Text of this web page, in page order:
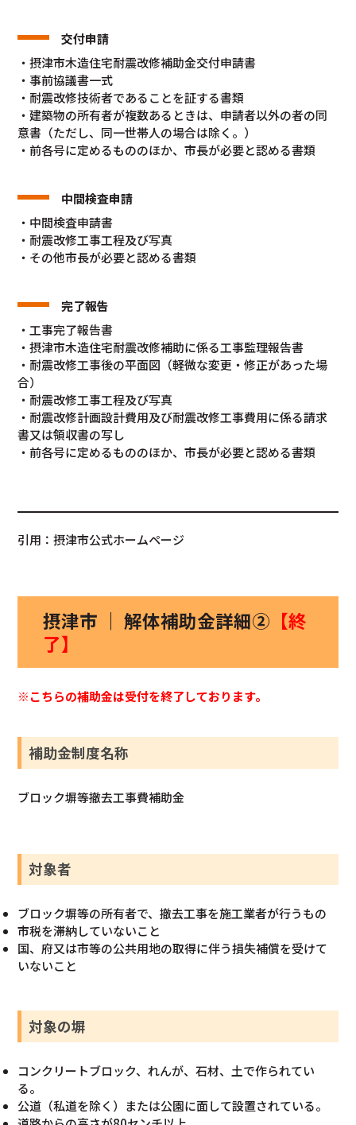
交付申請
・摂津市木造住宅耐震改修補助金交付申請書
・事前協議書一式
・耐震改修技術者であることを証する書類
・建築物の所有者が複数あるときは、申請者以外の者の同
意書（ただし、同一世帯人の場合は除く。）
・前各号に定めるもののほか、市長が必要と認める書類
中間検査申請
・中間検査申請書
・耐震改修工事工程及び写真
・その他市長が必要と認める書類
完了報告
・工事完了報告書
・摂津市木造住宅耐震改修補助に係る工事監理報告書
・耐震改修工事後の平面図（軽微な変更・修正があった場
合）
・耐震改修工事工程及び写真
・耐震改修計画設計費用及び耐震改修工事費用に係る請求
書又は領収書の写し
・前各号に定めるもののほか、市長が必要と認める書類
引用：摂津市公式ホームページ
摂津市 ｜ 解体補助金詳細② 【終
了】
※こちらの補助金は受付を終了しております。
補助金制度名称
ブロック塀等撤去工事費補助金
対象者
ブロック塀等の所有者で、撤去工事を施工業者が行うもの
市税を滞納していないこと
国、府又は市等の公共用地の取得に伴う損失補償を受けて
いないこと
対象の塀
コンクリートブロック、れんが、石材、土で作られてい
る。
公道（私道を除く）または公園に面して設置されている。